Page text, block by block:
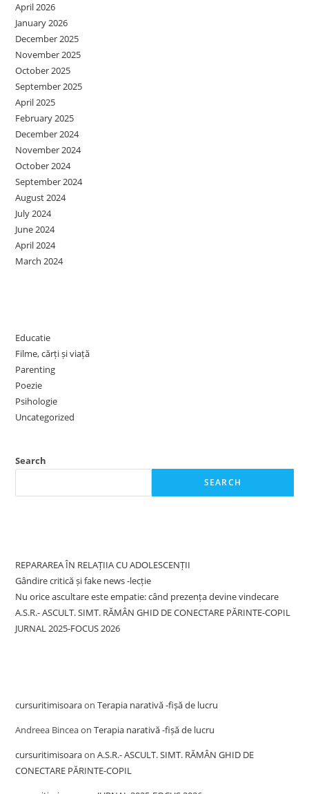
April 2026
January 2026
December 2025
November 2025
October 2025
September 2025
April 2025
February 2025
December 2024
November 2024
October 2024
September 2024
August 2024
July 2024
June 2024
April 2024
March 2024
Educatie
Filme, cărți și viață
Parenting
Poezie
Psihologie
Uncategorized
Search
SEARCH
REPARAREA ÎN RELAȚIIA CU ADOLESCENȚII
Gândire critică și fake news -lecție
Nu orice ascultare este empatie: când prezența devine vindecare
A.S.R.- ASCULT. SIMT. RĂMÂN GHID DE CONECTARE PĂRINTE-COPIL
JURNAL 2025-FOCUS 2026
cursuritimisoaraonTerapia narativă -fișă de lucru
Andreea BinceaonTerapia narativă -fișă de lucru
cursuritimisoaraonA.S.R.- ASCULT. SIMT. RĂMÂN GHID DE
CONECTARE PĂRINTE-COPIL